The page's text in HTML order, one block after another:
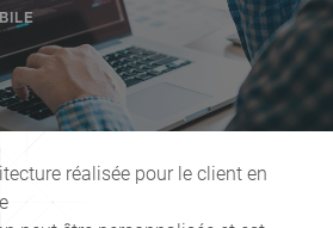
réalisée pour le client en